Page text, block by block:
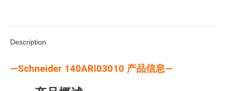
Description
—Schneider 140ARI03010 产品信息—